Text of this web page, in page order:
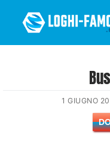
1 GIUGNO